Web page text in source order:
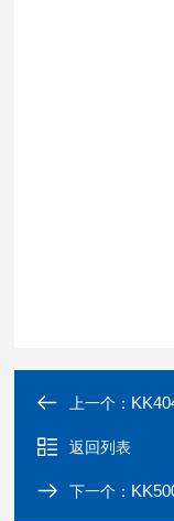
上一个：
返回列表
下一个：